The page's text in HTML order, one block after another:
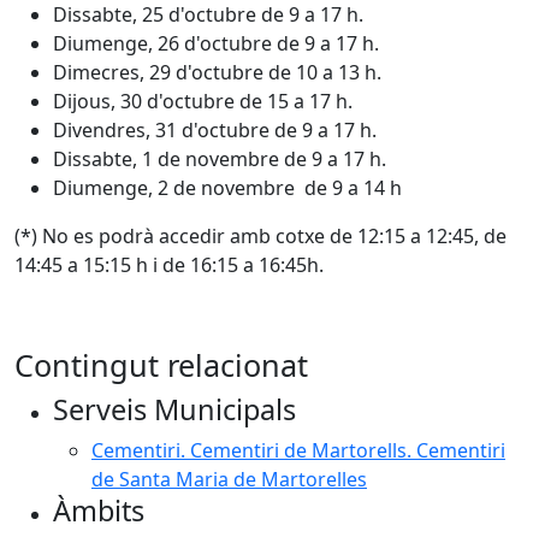
Dissabte, 25 d'octubre de 9 a 17 h.
Diumenge, 26 d'octubre de 9 a 17 h.
Dimecres, 29 d'octubre de 10 a 13 h.
Dijous, 30 d'octubre de 15 a 17 h.
Divendres, 31 d'octubre de 9 a 17 h.
Dissabte, 1 de novembre de 9 a 17 h.
Diumenge, 2 de novembre de 9 a 14 h
(*) No es podrà accedir amb cotxe de 12:15 a 12:45, de
14:45 a 15:15 h i de 16:15 a 16:45h.
Contingut relacionat
Serveis Municipals
Cementiri. Cementiri de Martorells. Cementiri
de Santa Maria de Martorelles
Àmbits